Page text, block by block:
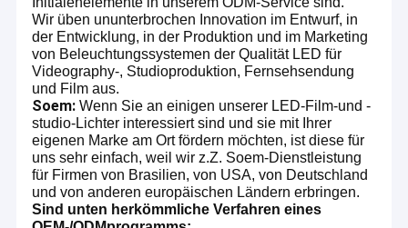
Wir üben ununterbrochen Innovation im Entwurf, in
der Entwicklung, in der Produktion und im Marketing
von Beleuchtungssystemen der Qualität LED für
Videography-, Studioproduktion, Fernsehsendung
und Film aus.
Soem: Wenn Sie an einigen unserer LED-Film-und -
studio-Lichter interessiert sind und sie mit Ihrer
eigenen Marke am Ort fördern möchten, ist diese für
uns sehr einfach, weil wir z.Z. Soem-Dienstleistung
für Firmen von Brasilien, von USA, von Deutschland
und von anderen europäischen Ländern erbringen.
Sind unten herkömmliche Verfahren eines